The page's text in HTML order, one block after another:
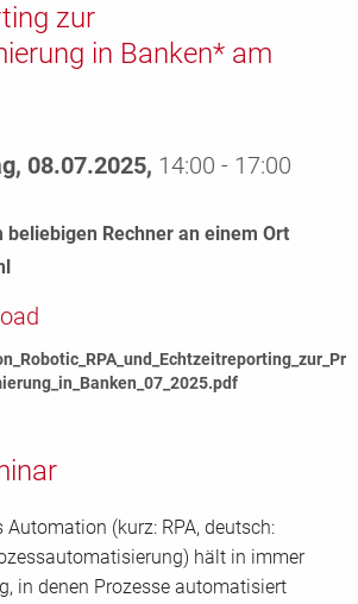
zur
in Banken* am
08.07.2025, 14:00 - 17:00
beliebigen Rechner an einem Ort
Automation (kurz: RPA, deutsch:
hält in immer
in denen Prozesse automatisiert